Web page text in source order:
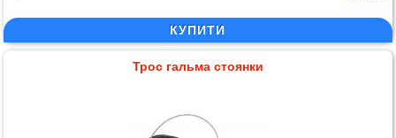
КУПИТИ
Трос гальма стоянки